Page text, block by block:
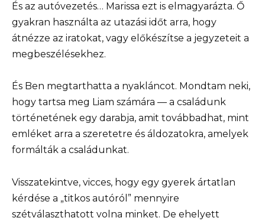
És az autóvezetés… Marissa ezt is elmagyarázta. Ő
gyakran használta az utazási időt arra, hogy
átnézze az iratokat, vagy előkészítse a jegyzeteit a
megbeszélésekhez.
És Ben megtarthatta a nyakláncot. Mondtam neki,
hogy tartsa meg Liam számára — a családunk
történetének egy darabja, amit továbbadhat, mint
emléket arra a szeretetre és áldozatokra, amelyek
formálták a családunkat.
Visszatekintve, vicces, hogy egy gyerek ártatlan
kérdése a „titkos autóról” mennyire
szétválaszthatott volna minket. De ehelyett